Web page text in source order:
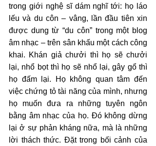
trong giới nghệ sĩ dám nghĩ tới: họ láo
lếu và du côn – vâng, lần đầu tiên xin
được dung từ “du côn” trong một blog
âm nhạc – trên sân khấu một cách công
khai. Khán giả chưởi thì họ sẽ chưởi
lại, nhổ bọt thì họ sẽ nhổ lại, gây gổ thì
họ đấm lại. Họ không quan tâm đến
việc chứng tỏ tài năng của mình, nhưng
họ muốn đưa ra những tuyên ngôn
bằng âm nhạc của họ. Đó không dừng
lại ở sự phản kháng nữa, mà là những
lời thách thức. Đặt trong bối cảnh của